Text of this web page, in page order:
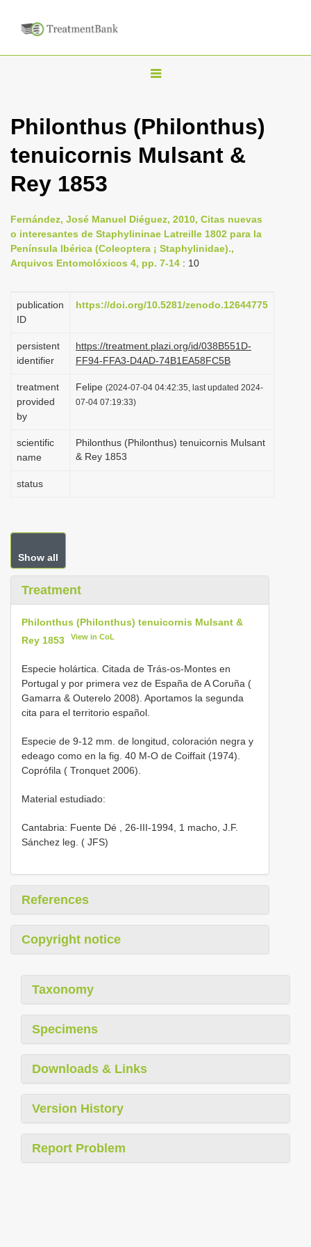
T
g
l
v
i
g
t
o
n
Philonthus (Philonthus)
tenuicornis Mulsant &
Rey 1853
Fernández, José Manuel Diéguez, 2010, Citas nuevas
o interesantes de Staphylininae Latreille 1802 para la
Península Ibérica (Coleoptera ¡ Staphylinidae).,
Arquivos Entomolóxicos 4, pp. 7-14 : 10
publication
ID
https://doi.org/10.5281/zenodo.12644775
persistent
identifier
https://treatment.plazi.org/id/038B551D-
FF94-FFA3-D4AD-74B1EA58FC5B
treatment
provided
by
Felipe (2024-07-04 04:42:35, last updated 2024-
07-04 07:19:33)
scientific
name
Philonthus (Philonthus) tenuicornis Mulsant
& Rey 1853
status
Show all
Treatment
Philonthus (Philonthus) tenuicornis Mulsant &
Rey 1853
View in CoL
Especie holártica. Citada de Trás-os-Montes en
Portugal y por primera vez de España de A Coruña (
Gamarra & Outerelo 2008). Aportamos la segunda
cita para el territorio español.
Especie de 9-12 mm. de longitud, coloración negra y
edeago como en la fig. 40 M-O de Coiffait (1974).
Coprófila ( Tronquet 2006).
Material estudiado:
Cantabria: Fuente Dé , 26-III-1994, 1 macho, J.F.
Sánchez leg. ( JFS)
References
Copyright notice
Taxonomy
Specimens
Downloads & Links
Version History
Report Problem